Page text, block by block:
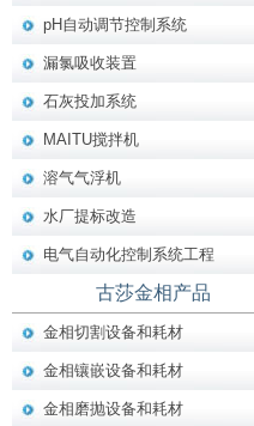
pH自动调节控制系统
漏氯吸收装置
石灰投加系统
MAITU搅拌机
溶气气浮机
水厂提标改造
电气自动化控制系统工程
古莎金相产品
金相切割设备和耗材
金相镶嵌设备和耗材
金相磨抛设备和耗材